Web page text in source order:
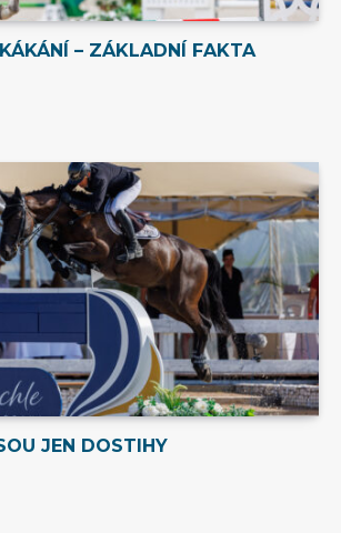
– ZÁKLADNÍ FAKTA
JEN DOSTIHY